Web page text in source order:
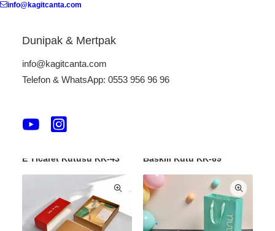
info@kagitcanta.com
Dunipak & Mertpak
info@kagitcanta.com
Telefon & WhatsApp: 0553 956 96 96
Ev Tekstili Kutusu KK-08
E Ticaret Kutusu KK-43 Baskılı Kutu KK-69